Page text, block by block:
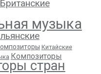
Британские
музыка
Китайские
Композиторы
стран